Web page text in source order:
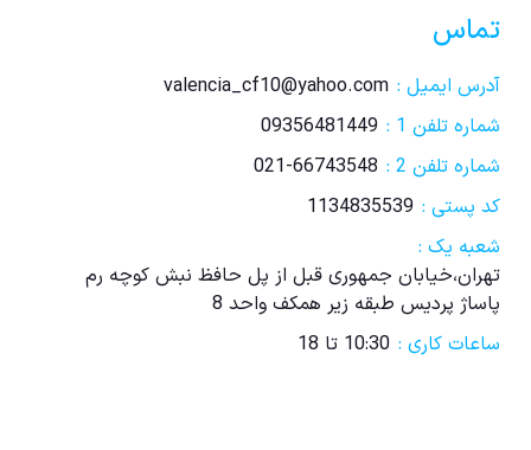
تماس
آدرس ایمیل : valencia_cf10@yahoo.com
شماره تلفن 1 :
09356481449
شماره تلفن 2 :
021-66743548
کد پستی : 1134835539
شعبه یک :
تهران،خیابان جمهوری قبل از پل حافظ نبش کوچه رم
پاساژ پردیس طبقه زیر همکف واحد 8
ساعات کاری : 10:30 تا 18